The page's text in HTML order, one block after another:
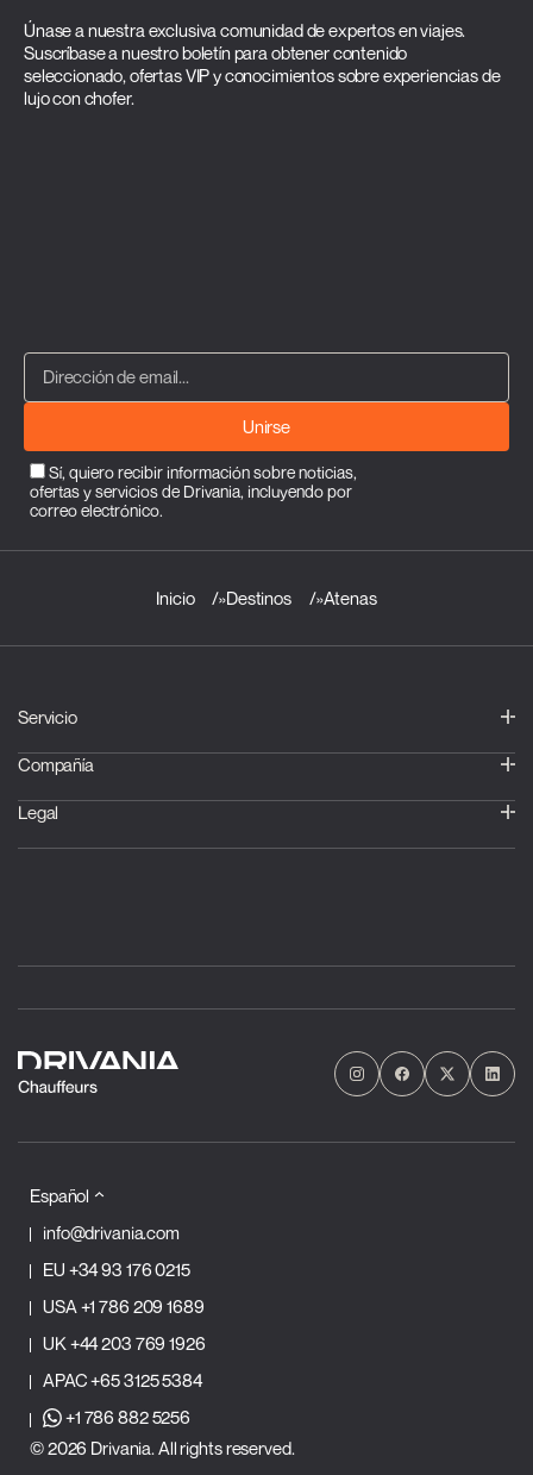
Únase a nuestra exclusiva comunidad de expertos en viajes.
Suscríbase a nuestro boletín para obtener contenido
seleccionado, ofertas VIP y conocimientos sobre experiencias de
lujo con chofer.
Unirse
Sí, quiero recibir información sobre noticias,
ofertas y servicios de Drivania, incluyendo por
correo electrónico.
Inicio »Destinos »Atenas
Servicio
Compañía
Legal
Español
info@drivania.com
EU +34 93 176 0215
USA +1 786 209 1689
UK +44 203 769 1926
APAC+65 3125 5384
+1 786 882 5256
© 2026 Drivania. All rights reserved.